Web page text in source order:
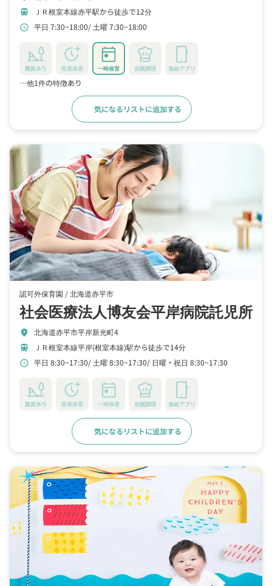
train ＪＲ根室本線赤平駅から徒歩で12分
schedule 平日 7:30~18:00 土曜 7:30~18:00
園庭あり 延長保育 一時保育 自園調理 連絡アプリ
…他1件の特徴あり
気になるリストに追加する
認可外保育園 /北海道赤平市
社会医療法人博友会平岸病院託児所
location_on 北海道赤平市平岸新光町4
train ＪＲ根室本線平岸(根室本線)駅から徒歩で14分
schedule 平日 8:30~17:30 土曜 8:30~17:30 日曜・祝日 8:30~17:30
園庭あり 延長保育 一時保育 自園調理 連絡アプリ
気になるリストに追加する